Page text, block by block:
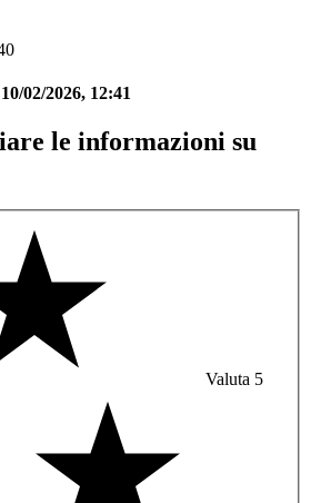
10/02/2026, 12:41
le informazioni su
Valuta 5